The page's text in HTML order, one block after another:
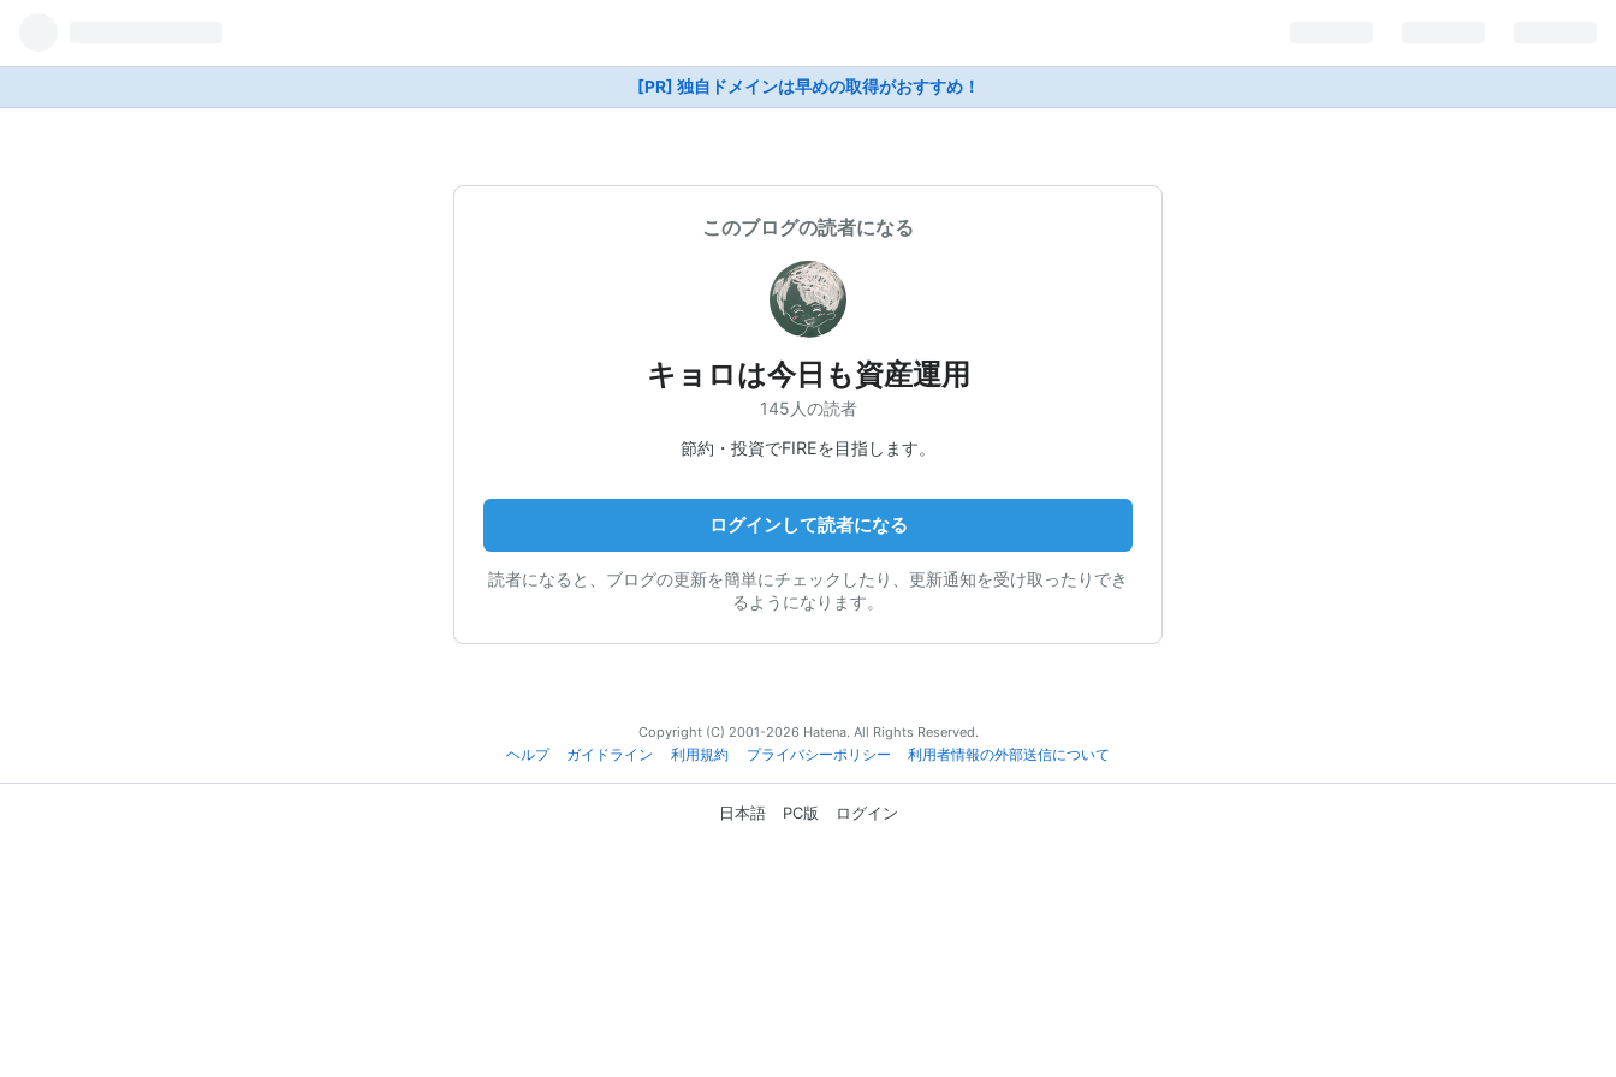
[PR] 独自ドメインは早めの取得がおすすめ！
このブログの読者になる
キョロは今日も資産運用
145人の読者
節約・投資でFIREを目指します。
ログインして読者になる
読者になると、ブログの更新を簡単にチェックしたり、更新通知を受け取ったりでき
るようになります。
Copyright (C) 2001-2026 Hatena. All Rights Reserved.
ヘルプ
ガイドライン 利用規約 プライバシーポリシー 利用者情報の外部送信について
日本語 PC版 ログイン